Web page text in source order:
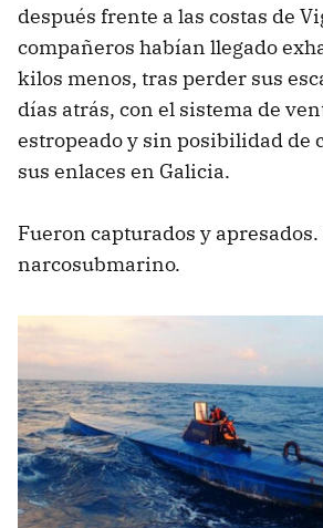
después frente a las costas de
compañeros habían llegado
kilos menos, tras perder sus
días atrás, con el sistema de
estropeado y sin posibilidad de
sus enlaces en Galicia.
Fueron capturados y apresados.
narcosubmarino.